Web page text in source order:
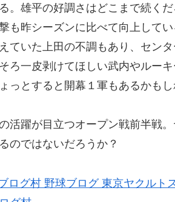
。雄平の好調さはどこまで続く
も昨シーズンに比べて向上して
ていた上田の不調もあり、セン
ろ一皮剥けてほしい武内やルー
っとすると開幕１軍もあるかもし
活躍が目立つオープン戦前半戦
のではないだろうか？